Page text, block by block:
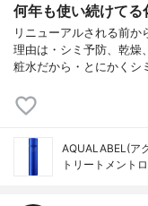
何年も使い続けてる
リニューアルされる前
理由は・シミ予防、乾燥
粧水だから・とにかくシ
AQUALABEL(ア
トリートメント